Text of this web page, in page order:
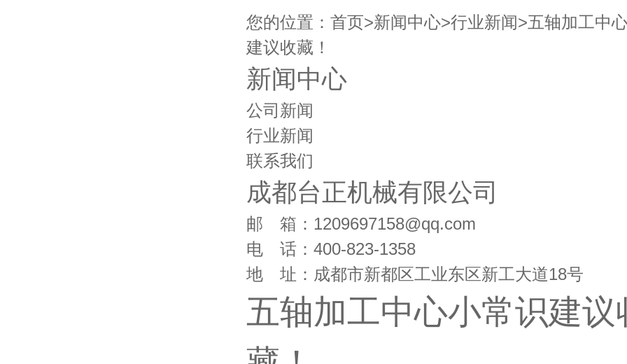
您的位置： 首页>新闻中心>行业新闻>五轴加工中
建议收藏！
新闻中心
公司新闻
行业新闻
联系我们
成都台正机械有限公司
邮 箱：1209697158@qq.com
电 话：400-823-1358
地 址：成都市新都区工业东区新工大道18号
五轴加工中心小常识建议